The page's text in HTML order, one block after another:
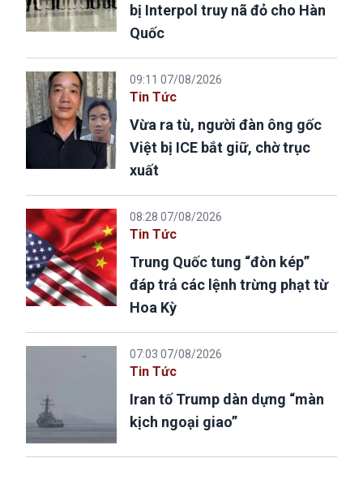
bị Interpol truy nã đỏ cho Hàn
Quốc
09:11 07/08/2026
Tin Tức
Vừa ra tù, người đàn ông gốc
Việt bị ICE bắt giữ, chờ trục
xuất
08:28 07/08/2026
Tin Tức
Trung Quốc tung “đòn kép”
đáp trả các lệnh trừng phạt từ
Hoa Kỳ
07:03 07/08/2026
Tin Tức
Iran tố Trump dàn dựng “màn
kịch ngoại giao”